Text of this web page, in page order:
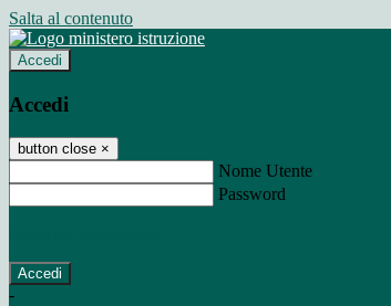
Salta al contenuto
Accedi
Accedi
button close ×
Nome Utente
Password
-